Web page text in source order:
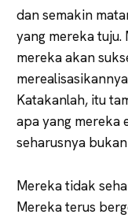
dan semakin
yang mereka
mereka akan
Katakanlah, itu
apa yang mereka
seharusnya
Mereka tidak
Mereka terus